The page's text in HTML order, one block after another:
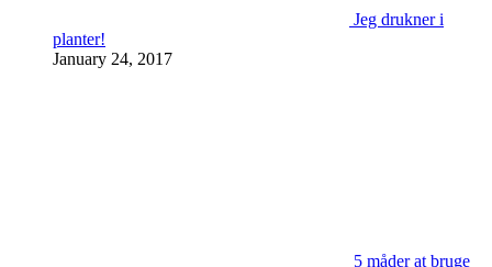
Jeg drukner i
planter!
January 24, 2017
5 måder at bruge